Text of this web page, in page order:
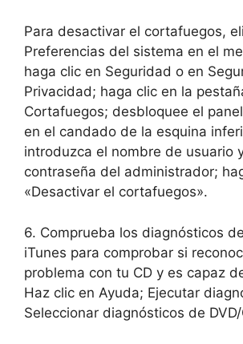
Para desactivar el cortafuegos,
Preferencias del sistema en el
haga clic en Seguridad o en
Privacidad; haga clic en la
Cortafuegos; desbloquee el
en el candado de la esquina
introduzca el nombre de usuario
contraseña del administrador;
«Desactivar el cortafuegos».
6. Comprueba los diagnósticos
iTunes para comprobar si
problema con tu CD y es capaz
Haz clic en Ayuda; Ejecutar
Seleccionar diagnósticos de DVD/